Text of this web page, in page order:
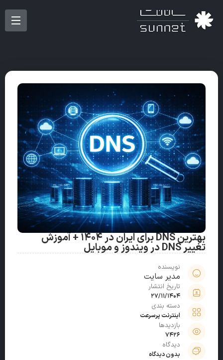
بهترین DNS برای ایران در ۱۴۰۴ + آموزش
تغییر DNS در ویندوز و موبایل
نویسنده
مدیر سایت
تاریخ انتشار
27/11/1404
دسته بندی
اینترنت پرسرعت
بازدیدها
7426
دیدگاه
بدون دیدگاه